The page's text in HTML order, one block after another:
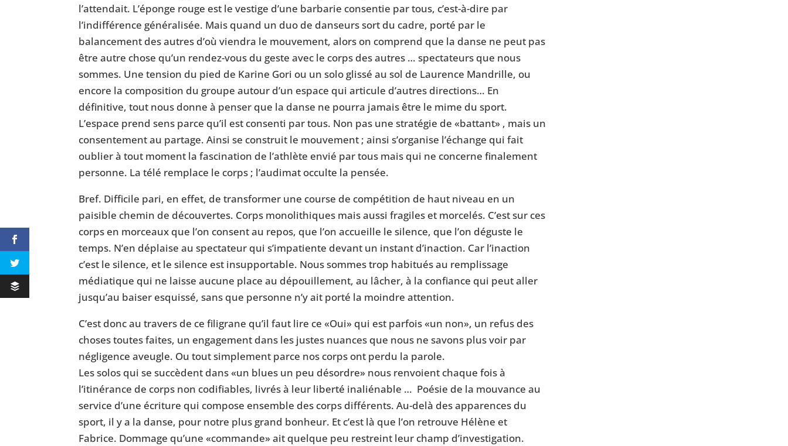
l’attendait. L’éponge rouge est le vestige d’une barbarie consentie par tous, c’est-à-dire par
l’indifférence généralisée. Mais quand un duo de danseurs sort du cadre, porté par le
balancement des autres d’où viendra le mouvement, alors on comprend que la danse ne peut pas
être autre chose qu’un rendez-vous du geste avec le corps des autres … spectateurs que nous
sommes. Une tension du pied de Karine Gori ou un solo glissé au sol de Laurence Mandrille, ou
encore la composition du groupe autour d’un espace qui articule d’autres directions… En
définitive, tout nous donne à penser que la danse ne pourra jamais être le mime du sport.
L’espace prend sens parce qu’il est consenti par tous. Non pas une stratégie de «battant» , mais un
consentement au partage. Ainsi se construit le mouvement ; ainsi s’organise l’échange qui fait
oublier à tout moment la fascination de l’athlète envié par tous mais qui ne concerne finalement
personne. La télé remplace le corps ; l’audimat occulte la pensée.
Bref. Difficile pari, en effet, de transformer une course de compétition de haut niveau en un
paisible chemin de découvertes. Corps monolithiques mais aussi fragiles et morcelés. C’est sur ces
corps en morceaux que l’on consent au repos, que l’on accueille le silence, que l’on déguste le
temps. N’en déplaise au spectateur qui s’impatiente devant un instant d’inaction. Car l’inaction
c’est le silence, et le silence est insupportable. Nous sommes trop habitués au remplissage
médiatique qui ne laisse aucune place au dépouillement, au lâcher, à la confiance qui peut aller
jusqu’au baiser esquissé, sans que personne n’y ait porté la moindre attention.
C’est donc au travers de ce filigrane qu’il faut lire ce «Oui» qui est parfois «un non», un refus des
choses toutes faites, un engagement dans les justes nuances que nous ne savons plus voir par
négligence aveugle. Ou tout simplement parce nos corps ont perdu la parole.
Les solos qui se succèdent dans «un blues un peu désordre» nous renvoient chaque fois à
l’itinérance de corps non codifiables, livrés à leur liberté inaliénable … Poésie de la mouvance au
service d’une écriture qui compose ensemble des corps différents. Au-delà des apparences du
sport, il y a la danse, pour notre plus grand bonheur. Et c’est là que l’on retrouve Hélène et
Fabrice. Dommage qu’une «commande» ait quelque peu restreint leur champ d’investigation.